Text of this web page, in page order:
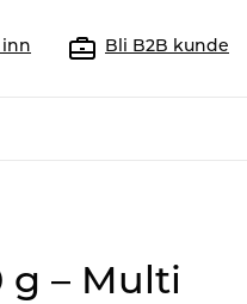
inn Bli B2B kunde
g – Multi